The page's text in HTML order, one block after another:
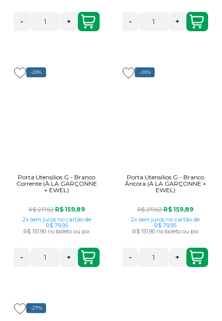
- + - +
-26%
Porta Utensílios G - Branco
Corrente (À LA GARÇONNE
+ EWEL)
R$ 217,62R$ 159,89
2x sem juros no cartãode
R$ 79,95
R$ 151,90 no boleto ou pix
- +
-26%
Porta Utensílios G - Branco
Âncora (À LA GARÇONNE +
EWEL)
R$ 217,62R$ 159,89
2x sem juros no cartão de
R$ 79,95
R$ 151,90 no boleto ou pix
- +
-27%